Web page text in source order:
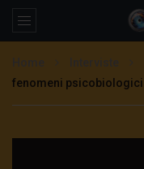
fenomeni psicobiologici